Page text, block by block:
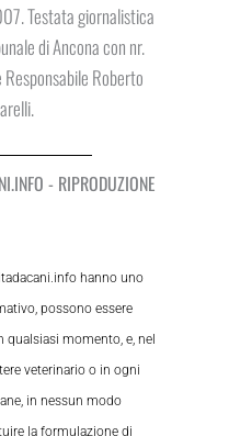
Testata giornalistica
di Ancona con nr.
Roberto
- RIPRODUZIONE
hanno uno
possono essere
momento, e, nel
veterinario o in ogni
in nessun modo
la formulazione di